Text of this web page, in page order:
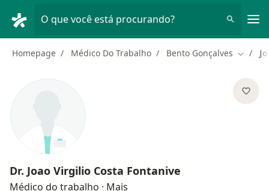
O que você está procurando?
Homepage Médico Do Trabalho Bento Gonçalves Mudar
Dr. Joao Virgilio Costa Fontanive
Médico do trabalho · Mais